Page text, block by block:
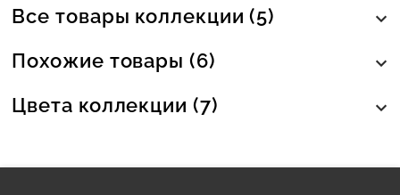
Все товары коллекции (5)
Похожие товары (6)
Цвета коллекции (7)